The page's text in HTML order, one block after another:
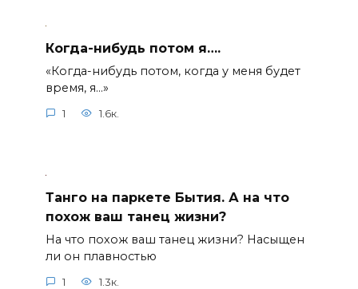
Когда-нибудь потом я….
«Когда-нибудь потом, когда у меня будет
время, я…»
1 1.6к.
Танго на паркете Бытия. А на что
похож ваш танец жизни?
На что похож ваш танец жизни? Насыщен
ли он плавностью
1 1.3к.